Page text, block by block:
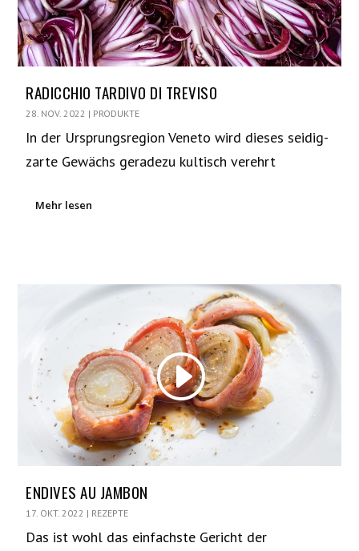
RADICCHIO TARDIVO DI TREVISO
28. NOV. 2022 | PRODUKTE
In der Ursprungsregion Veneto wird dieses seidig-
zarte Gewächs geradezu kultisch verehrt
Mehr lesen
ENDIVES AU JAMBON
17. OKT. 2022 | REZEPTE
Das ist wohl das einfachste Gericht der